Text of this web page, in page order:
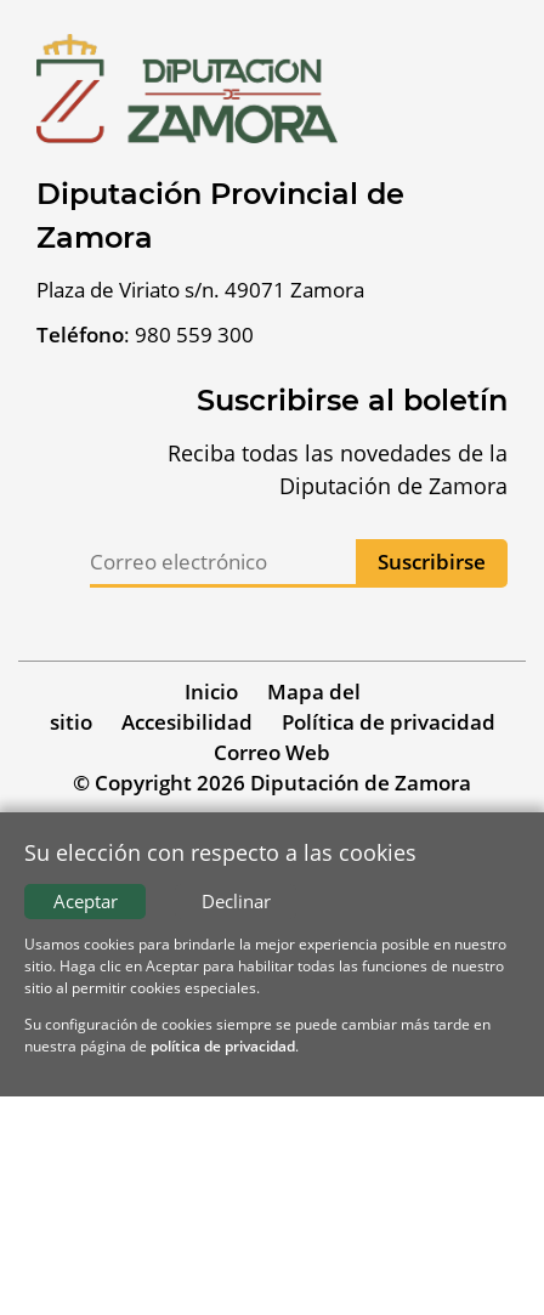
Diputación Provincial de
Zamora
Plaza de Viriato s/n. 49071 Zamora
Teléfono: 980 559 300
Suscribirse al boletín
Reciba todas las novedades de la
Diputación de Zamora
Inicio
Mapa del
sitio
Accesibilidad
Política de privacidad
Correo Web
© Copyright 2026 Diputación de Zamora
Su elección con respecto a las cookies
Declinar
Aceptar
Usamos cookies para brindarle la mejor experiencia posible en nuestro
sitio. Haga clic en Aceptar para habilitar todas las funciones de nuestro
sitio al permitir cookies especiales.
Su configuración de cookies siempre se puede cambiar más tarde en
nuestra página de política de privacidad.